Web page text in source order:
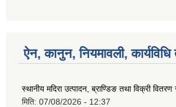
ऐन, कानुन, नियमावली, कार्यविधि
स्थानीय मदिरा उत्पादन, ब्राण्डिङ तथा विक्री वितरण
मिति: 07/08/2026 - 12:37